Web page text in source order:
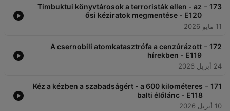
173
-
Timbuktui könyvtárosok a terroristák ellen - az
ősi kéziratok megmentése - E120
11 مايو 2026
172
-
A csernobili atomkatasztrófa a cenzúrázott
hírekben - E119
24 أبريل 2026
171
-
Kéz a kézben a szabadságért - a 600 kilométeres
balti élőlánc - E118
10 أبريل 2026